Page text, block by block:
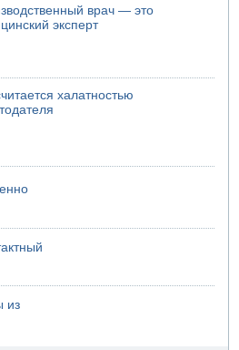
НПЗ
системы противоракетной
срочно сдавать кровь
врач — это
эксперт
халатностью
из